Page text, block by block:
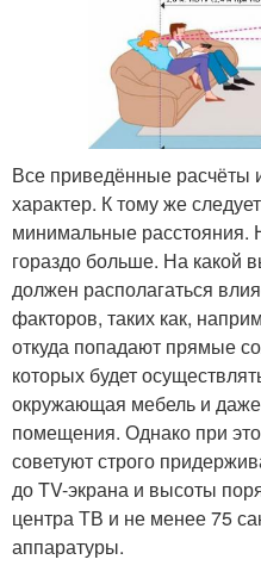
Все приведённые расчёты
характер. К тому же
минимальные расстояния.
гораздо больше. На какой
должен располагаться
факторов, таких как,
откуда попадают прямые
которых будет
окружающая мебель и даже
помещения. Однако при
советуют строго
до TV-экрана и высоты
центра ТВ и не менее 75
аппаратуры.